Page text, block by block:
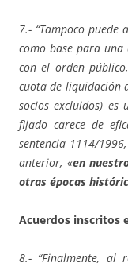
7.- “Tampoco puede
como base para
con el orden
cuota de liquidación
socios excluidos) es
fijado carece de
sentencia 1114/
anterior, «en
otras épocas
Acuerdos inscritos
8.- “Finalmente, al